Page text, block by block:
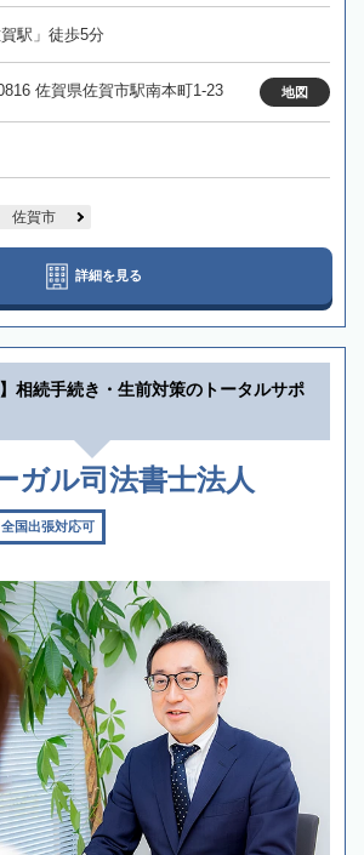
駅」徒歩5分
佐賀県佐賀市駅南本町1-23 地図
佐賀市
詳細を見る
相続手続き・生前対策のトータルサポ
ガル司法書士法人
全国出張対応可